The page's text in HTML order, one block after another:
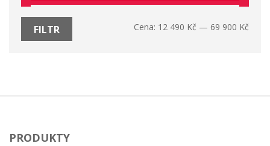
FILTR Cena: 12 490 Kč — 69 900 Kč
PRODUKTY